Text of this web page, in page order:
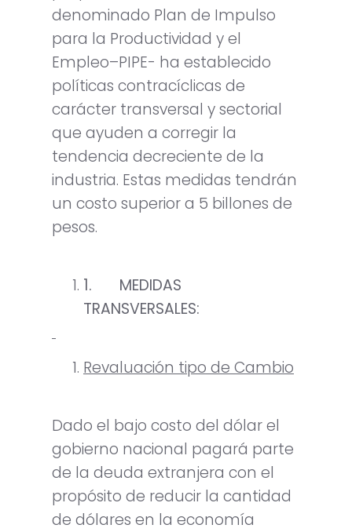
denominado Plan de Impulso
para la Productividad y el
Empleo–PIPE- ha establecido
políticas contracíclicas de
carácter transversal y sectorial
que ayuden a corregir la
tendencia decreciente de la
industria. Estas medidas tendrán
un costo superior a 5 billones de
pesos.
1. MEDIDAS
TRANSVERSALES:
Revaluación tipo de Cambio
Dado el bajo costo del dólar el
gobierno nacional pagará parte
de la deuda extranjera con el
propósito de reducir la cantidad
de dólares en la economía